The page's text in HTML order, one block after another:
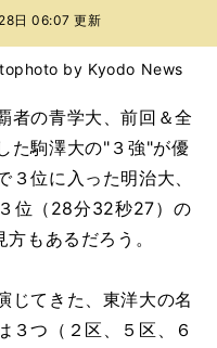
日 06:07 更新
photo by Kyodo News
者の青学大、前回＆全
た駒澤大の"３強"が優
位に入った明治大、
位（28分32秒27）の
もあるだろう。
てきた、東洋大の名
３つ（２区、５区、６